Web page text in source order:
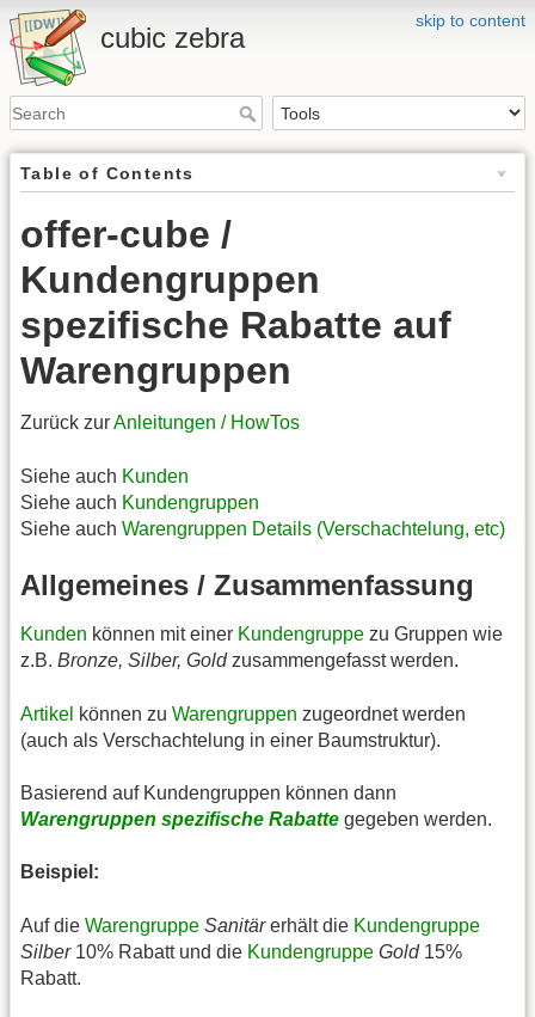
skip to content
cubic zebra
Table of Contents
offer-cube /
Kundengruppen
spezifische Rabatte auf
Warengruppen
Zurück zurAnleitungen / HowTos
Siehe auch Kunden
Siehe auch Kundengruppen
Siehe auch Warengruppen Details (Verschachtelung, etc)
Allgemeines / Zusammenfassung
Kunden können mit einer Kundengruppe zu Gruppen wie
z.B. Bronze, Silber, Goldzusammengefasst werden.
Artikel können zu Warengruppen zugeordnet werden
(auch als Verschachtelung in einer Baumstruktur).
Basierend auf Kundengruppen können dann
Warengruppen spezifische Rabatte gegeben werden.
Beispiel:
Auf die Warengruppe Sanitärerhält die Kundengruppe
Silber10% Rabatt und die Kundengruppe Gold15%
Rabatt.